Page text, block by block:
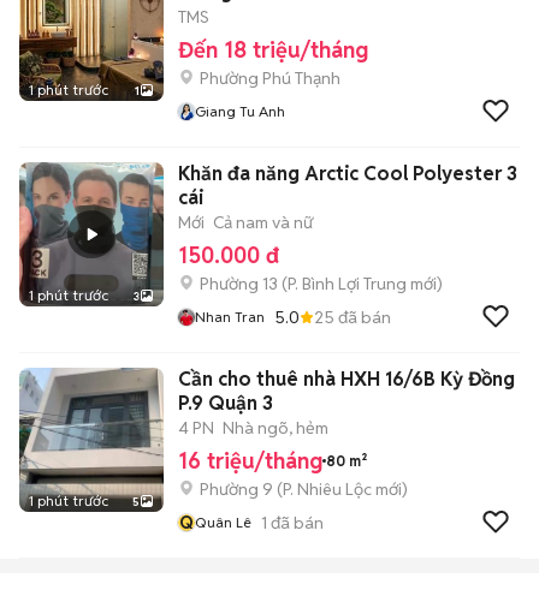
1 phút trước 1
TMS
Đến 18 triệu/tháng
Phường Phú Thạnh
Giang Tu Anh
1 phút trước 3
Khăn đa năng Arctic Cool Polyester 3
cái
Mới Cả nam và nữ
150.000 đ
Phường 13 (P. Bình Lợi Trung mới)
Nhan Tran 5.0 25 đã bán
1 phút trước 5
Cần cho thuê nhà HXH 16/6B Kỳ Đồng
P.9 Quận 3
4 PN Nhà ngõ, hẻm
16 triệu/tháng 80 m²
Phường 9 (P. Nhiêu Lộc mới)
QQuân Lê 1 đã bán